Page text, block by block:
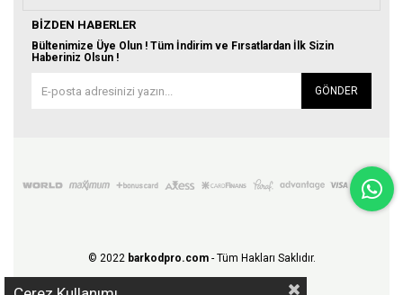
BIZDEN HABERLER
Bültenimize Üye Olun ! Tüm İndirim ve Fırsatlardan İlk Sizin
Haberiniz Olsun !
GÖNDER
© 2022 barkodpro.com- Tüm Hakları Saklıdır.